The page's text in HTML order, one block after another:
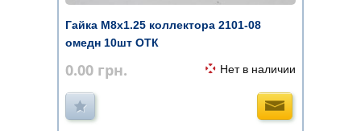
Гайка М8х1.25 коллектора 2101-08
омедн 10шт ОТК
0.00 грн. Нет в наличии